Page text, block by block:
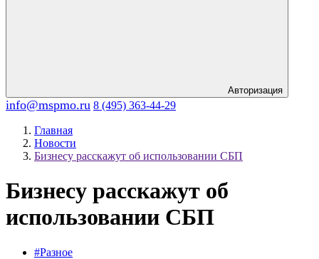
Авторизация
info@mspmo.ru 8 (495) 363-44-29
Главная
Новости
Бизнесу расскажут об использовании СБП
Бизнесу расскажут об
использовании СБП
#Разное